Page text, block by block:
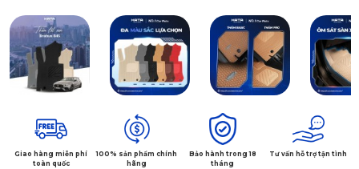
Giao hàng miễn phí
toàn quốc
100% sản phẩm chính
hãng
Bảo hành trong 18
tháng
Tư vấn hỗ trợ tận tình